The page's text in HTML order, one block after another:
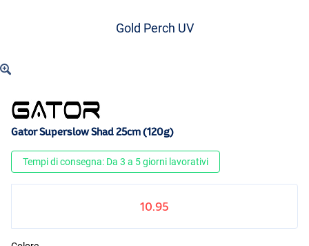
Gold Perch UV
Gator Superslow Shad 25cm (120g)
Tempi di consegna: Da 3 a 5 giorni lavorativi
10.95